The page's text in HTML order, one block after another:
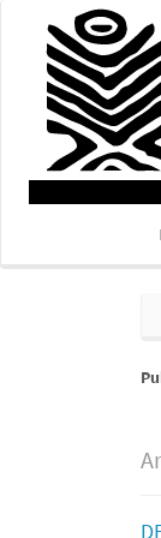
Navegação
Principal
Conteúdo
principal
Barra
Lateral